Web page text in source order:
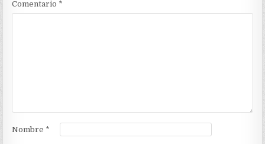
Comentario *
Nombre *